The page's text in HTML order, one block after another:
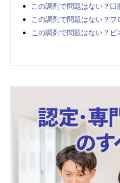
この調剤で問題はない？口
この調剤で問題はない？フ
この調剤で問題はない？ビ